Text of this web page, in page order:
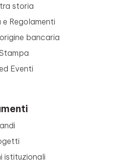
storia
Regolamenti
bancaria
Eventi
istituzionali